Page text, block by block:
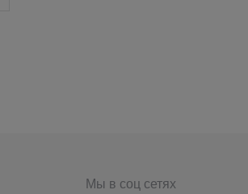
Мы в соц сетях